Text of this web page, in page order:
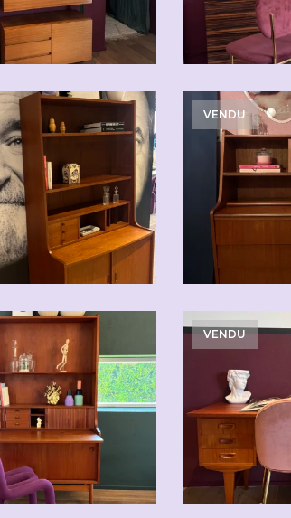
VENDU
VENDU